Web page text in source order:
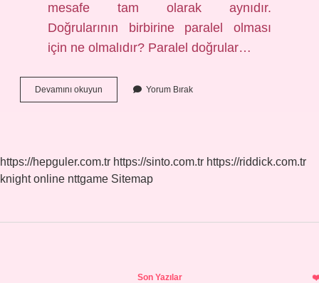
mesafe tam olarak aynıdır.
Doğrularının birbirine paralel olması
için ne olmalıdır? Paralel doğrular…
Devamını okuyun
Doğru
Yorum Bırak
https://hepguler.com.tr https://sinto.com.tr https://riddick.com.tr
knight online nttgame Sitemap
Son Yazılar